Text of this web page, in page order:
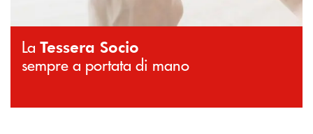
La Tessera Socio
sempre a portata di mano